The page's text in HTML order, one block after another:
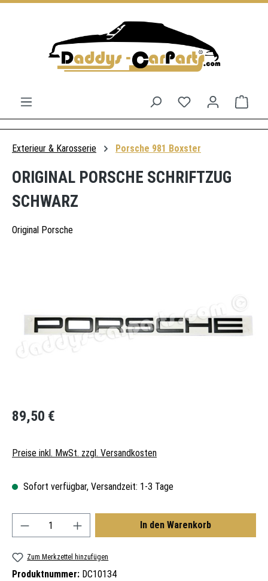
Du hast 0
Exterieur & Karosserie Porsche 981 Boxster
ORIGINAL PORSCHE SCHRIFTZUG
SCHWARZ
Original Porsche
Regulärer Preis:
89,50 €
Preise inkl. MwSt. zzgl. Versandkosten
Sofort verfügbar, Versandzeit: 1-3 Tage
Produkt Anzahl: Gib den gewünschten Wert ein
In den Warenkorb
Zum Merkzettel hinzufügen
Produktnummer: DC10134